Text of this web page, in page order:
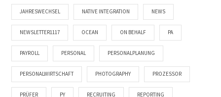
JAHRESWECHSEL NATIVE INTEGRATION NEWS
NEWSLETTER1117 OCEAN ON BEHALF PA
PAYROLL PERSONAL PERSONALPLANUNG
PERSONALWIRTSCHAFT PHOTOGRAPHY PROZESSOR
PRÜFER PY RECRUITING REPORTING